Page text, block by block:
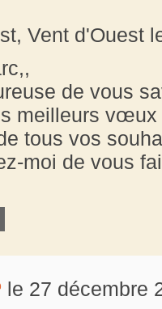
Vent d'Ouest
de vous
meilleurs vœux
tous vos
moi de vous
le 27 décembre